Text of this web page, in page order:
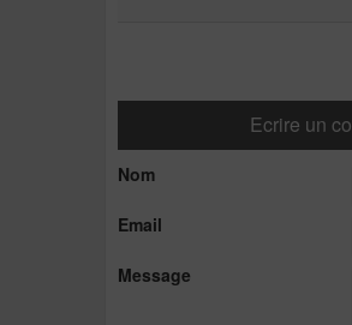
Ecrire un
Nom
Email
Message